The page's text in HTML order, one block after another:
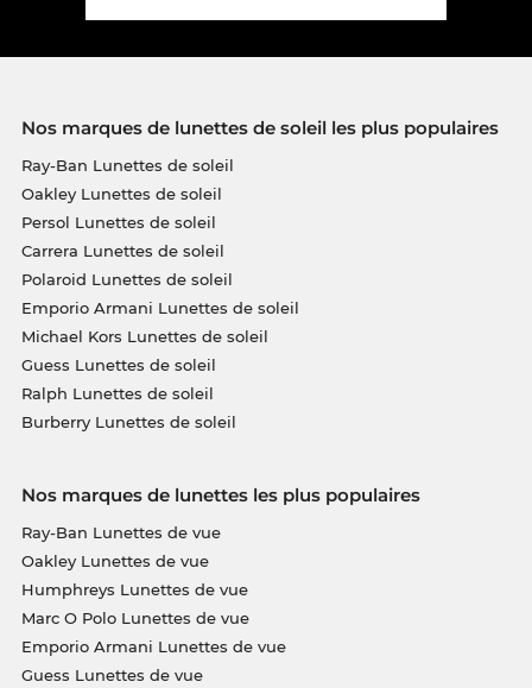
Nos marques de lunettes de soleil les plus populaires
Ray-Ban Lunettes de soleil
Oakley Lunettes de soleil
Persol Lunettes de soleil
Carrera Lunettes de soleil
Polaroid Lunettes de soleil
Emporio Armani Lunettes de soleil
Michael Kors Lunettes de soleil
Guess Lunettes de soleil
Ralph Lunettes de soleil
Burberry Lunettes de soleil
Nos marques de lunettes les plus populaires
Ray-Ban Lunettes de vue
Oakley Lunettes de vue
Humphreys Lunettes de vue
Marc O Polo Lunettes de vue
Emporio Armani Lunettes de vue
Guess Lunettes de vue